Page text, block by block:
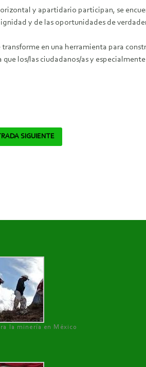
y apartidario participan, se
y de las oportunidades de
transforme en una herramienta para
que los/las ciudadanos/as y
SIGUIENTE
la minería en México